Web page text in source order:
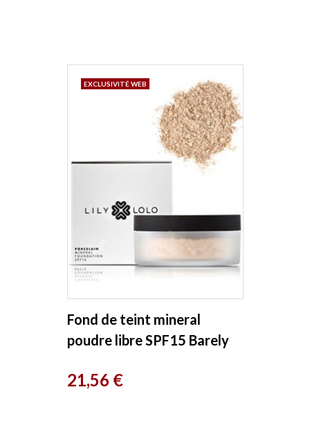
Fond de teint mineral
poudre libre SPF15 Barely
Prix
21,56 €
EXCLUSIVITÉ WEB